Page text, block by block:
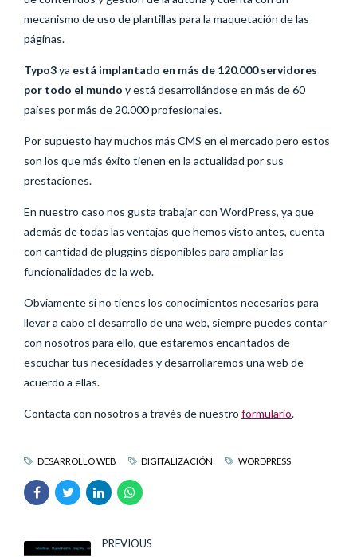
mecanismo de uso de plantillas para la maquetación de las
páginas.
Typo3ya está implantado en más de 120.000 servidores
por todo el mundo y está desarrollándose en más de 60
países por más de 20.000 profesionales.
Por supuesto hay muchos más CMS en el mercado pero estos
son los que más éxito tienen en la actualidad por sus
prestaciones.
En nuestro caso nos gusta trabajar con WordPress, ya que
además de todas las ventajas que hemos visto antes, cuenta
con cantidad de pluggins disponibles para ampliar las
funcionalidades de la web.
Obviamente si no tienes los conocimientos necesarios para
llevar a cabo el desarrollo de una web, siempre puedes contar
con nosotros para ello, que estaremos encantados de
escuchar tus necesidades y desarrollaremos una web de
acuerdo a ellas.
Contacta con nosotros a través de nuestro formulario.
DESARROLLO WEB DIGITALIZACIÓN WORDPRESS
PREVIOUS